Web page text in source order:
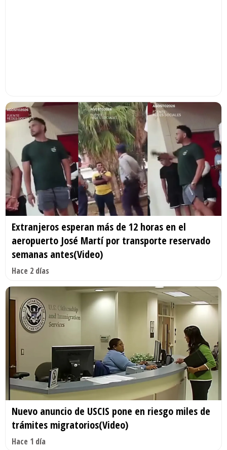
Extranjeros esperan más de 12 horas en el
aeropuerto José Martí por transporte reservado
semanas antes(Video)
Hace 2 días
Nuevo anuncio de USCIS pone en riesgo miles de
trámites migratorios(Video)
Hace 1 día